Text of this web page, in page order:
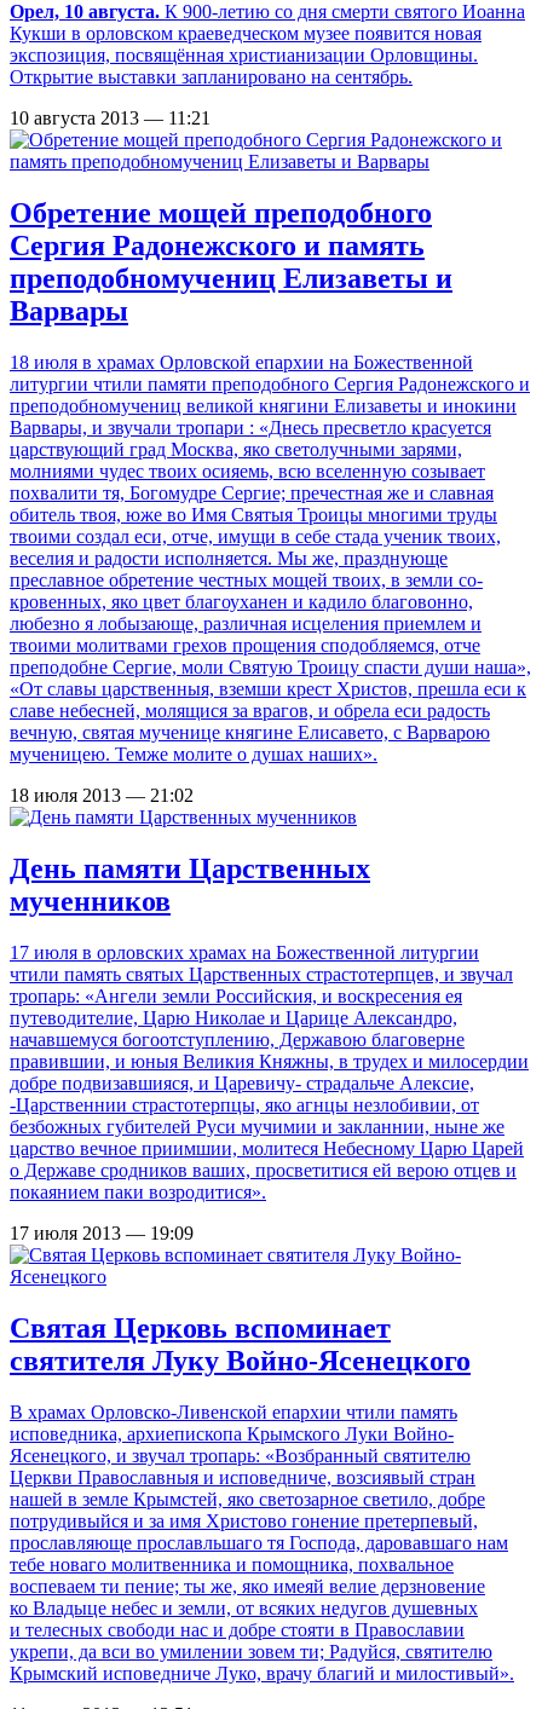
Орел, 10 августа. К 900-летию со дня смерти святого Иоанна
Кукши в орловском краеведческом музее появится новая
экспозиция, посвящённая христианизации Орловщины.
Открытие выставки запланировано на сентябрь.
10 августа 2013 — 11:21
Обретение мощей преподобного
Сергия Радонежского и память
преподобномучениц Елизаветы и
Варвары
18 июля в храмах Орловской епархии на Божественной
литургии чтили памяти преподобного Сергия Радонежского и
преподобномучениц великой княгини Елизаветы и инокини
Варвары, и звучали тропари : «Днесь пресветло красуется
царствующий град Москва, яко светолучными зарями,
молниями чудес твоих осияемь, всю вселенную созывает
похвалити тя, Богомудре Сергие; пречестная же и славная
обитель твоя, юже во Имя Святыя Троицы многими труды
твоими создал еси, отче, имущи в себе стада ученик твоих,
веселия и радости исполняется. Мы же, празднующе
преславное обре­тение честных мощей твоих, в земли со­
кровенных, яко цвет благоуханен и кадило благовонно,
любезно я лобызающе, различная исцеления приемлем и
твоими молитвами грехов прощения сподобляемся, отче
преподобне Сергие, моли Святую Троицу спасти души наша»,
«От славы царственныя, вземши крест Христов, прешла еси к
славе небесней, молящися за врагов, и обрела еси радость
вечную, святая мученице княгине Елисавето, с Варварою
мученицею. Темже молите о душах наших».
18 июля 2013 — 21:02
День памяти Царственных
мученников
17 июля в орловских храмах на Божественной литургии
чтили память святых Царственных страстотерпцев, и звучал
тропарь: «Ангели земли Российския, и воскресения ея
путеводителие, Царю Николае и Царице Александро,
начавшемуся богоотступлению, Державою благоверне
правившии, и юныя Великия Княжны, в трудех и милосердии
добре подвизавшияся, и Царевичу- страдальче Алексие,
-Царственнии страстотерпцы, яко агнцы незлобивии, от
безбожных губителей Руси мучимии и закланнии, ныне же
царство вечное приимшии, молитеся Небесному Царю Царей
о Державе сродников ваших, просветитися ей верою отцев и
покаянием паки возродитися».
17 июля 2013 — 19:09
Святая Церковь вспоминает
святителя Луку Войно-Ясенецкого
В храмах Орловско-Ливенской епархии чтили память
исповедника, архиепископа Крымского Луки Войно-
Ясенецкого, и звучал тропарь: «Возбранный святителю
Церкви Православныя и исповедниче, возсиявый стран
нашей в земле Крымстей, яко светозарное светило, добре
потрудивыйся и за имя Христово гонение претерпевый,
прославляюще прославльшаго тя Господа, даровавшаго нам
тебе новаго молитвенника и помощника, похвальное
воспеваем ти пение; ты же, яко имеяй велие дерзновение
ко Владыце небес и земли, от всяких недугов душевных
и телесных свободи нас и добре стояти в Православии
укрепи, да вси во умилении зовем ти; Радуйся, святителю
Крымский исповедниче Луко, врачу благий и милостивый».